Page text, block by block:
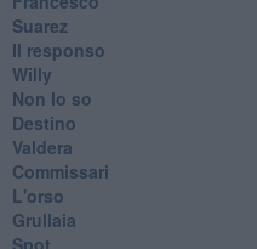
Suarez
​Il responso
Willy
Non lo so
Destino
Valdera
Commissari
L'orso
Grullaia
Spot